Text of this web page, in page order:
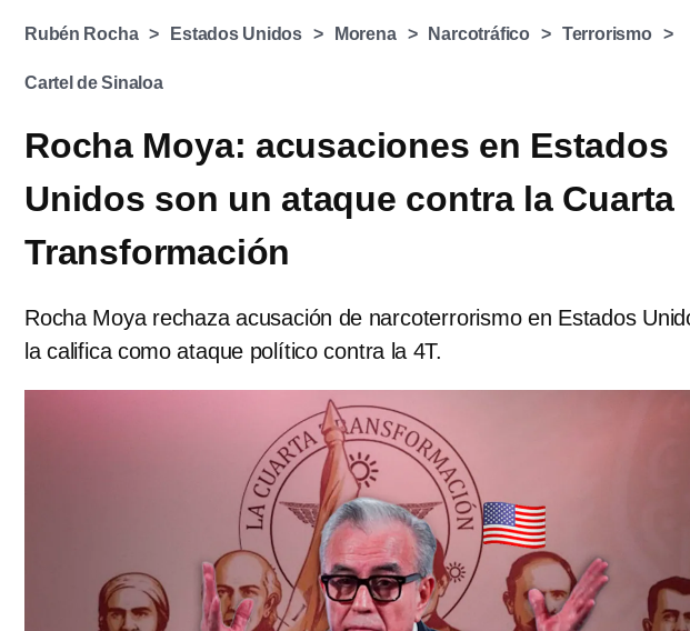
Rubén Rocha Estados Unidos Morena Narcotráfico Terrorismo
Cartel de Sinaloa
Rocha Moya: acusaciones en Estados
Unidos son un ataque contra la Cuarta
Transformación
Rocha Moya rechaza acusación de narcoterrorismo en Estados
la califica como ataque político contra la 4T.